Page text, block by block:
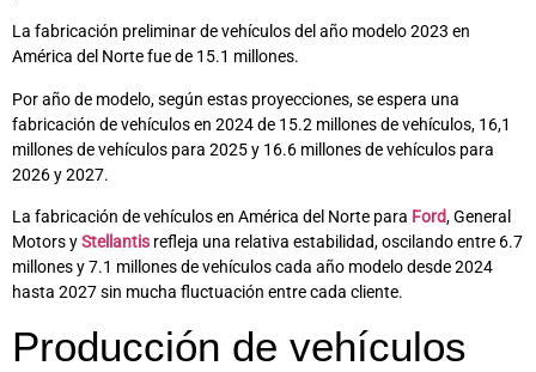
La fabricación preliminar de vehículos del año modelo 2023 en
América del Norte fue de 15.1 millones.
Por año de modelo, según estas proyecciones, se espera una
fabricación de vehículos en 2024 de 15.2 millones de vehículos, 16,1
millones de vehículos para 2025 y 16.6 millones de vehículos para
2026 y 2027.
La fabricación de vehículos en América del Norte para Ford, General
Motors yStellantis refleja una relativa estabilidad, oscilando entre 6.7
millones y 7.1 millones de vehículos cada año modelo desde 2024
hasta 2027 sin mucha fluctuación entre cada cliente.
Producción de vehículos